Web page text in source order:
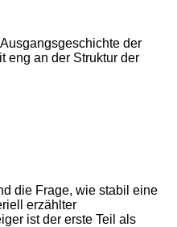
der
eng an der Struktur der
die Frage, wie stabil eine
erzählter
ist der erste Teil als